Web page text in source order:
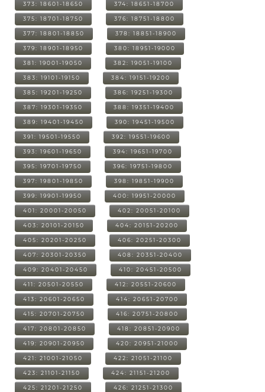
373: 18601-18650 374: 18651-18700
375: 18701-18750 376: 18751-18800
377: 18801-18850 378: 18851-18900
379: 18901-18950 380: 18951-19000
381: 19001-19050 382: 19051-19100
383: 19101-19150 384: 19151-19200
385: 19201-19250 386: 19251-19300
387: 19301-19350 388: 19351-19400
389: 19401-19450 390: 19451-19500
391: 19501-19550 392: 19551-19600
393: 19601-19650 394: 19651-19700
395: 19701-19750 396: 19751-19800
397: 19801-19850 398: 19851-19900
399: 19901-19950 400: 19951-20000
401: 20001-20050 402: 20051-20100
403: 20101-20150 404: 20151-20200
405: 20201-20250 406: 20251-20300
407: 20301-20350 408: 20351-20400
409: 20401-20450 410: 20451-20500
411: 20501-20550 412: 20551-20600
413: 20601-20650 414: 20651-20700
415: 20701-20750 416: 20751-20800
417: 20801-20850 418: 20851-20900
419: 20901-20950 420: 20951-21000
421: 21001-21050 422: 21051-21100
423: 21101-21150 424: 21151-21200
425: 21201-21250 426: 21251-21300